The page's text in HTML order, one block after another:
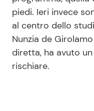
piedi. Ieri invece
al centro dello
Nunzia de
diretta, ha avuto
rischiare.